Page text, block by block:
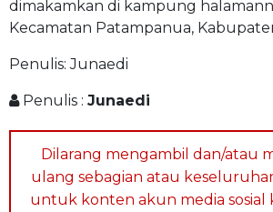
dimakamkan di kampung
Kecamatan Patampanua,
Penulis: Junaedi
Penulis : Junaedi
Dilarang mengambil dan/atau
ulang sebagian atau
untuk konten akun media sosial